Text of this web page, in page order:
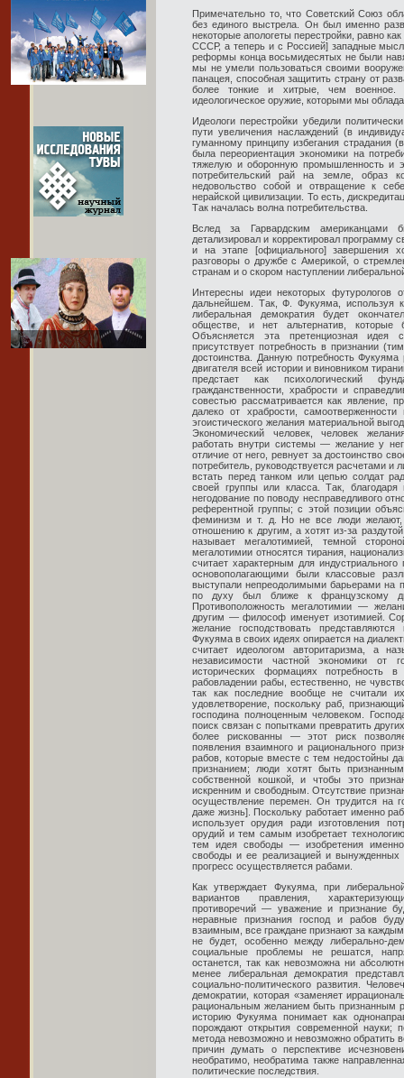
Примечательно то, что Советский Союз
без единого выстрела. Он был именно
некоторые апологеты перестройки, равно
СССР, а теперь и с Россией] западные
реформы конца восьмидесятых не были
мы не умели пользоваться своими
панацея, способная защитить страну от
более тонкие и хитрые, чем военное.
идеологическое оружие, которыми мы
Идеологи перестройки убедили
пути увеличения наслаждений (в
гуманному принципу избегания страдания
была переориентация экономики на
тяжелую и оборонную промышленность и
потребительский рай на земле, образ
недовольство собой и отвращение к
нерайской цивилизации. То есть,
Так началась волна потребительства.
Вслед за Гарвардским американцами
детализировал и корректировал программу
и на этапе [официального] завершения
разговоры о дружбе с Америкой, о
странам и о скором наступлении
Интересны идеи некоторых футурологов
дальнейшем. Так, Ф. Фукуяма, используя
либеральная демократия будет
обществе, и нет альтернатив,
Объясняется эта претенциозная идея
присутствует потребность в признании
достоинства. Данную потребность
двигателя всей истории и виновником
предстает как психологический
гражданственности, храбрости и
совестью рассматривается как явление,
далеко от храбрости,
эгоистического желания материальной
Экономический человек, человек
работать внутри системы — желание у
отличие от него, ревнует за достоинство
потребитель, руководствуется расчетами
встать перед танком или цепью солдат
своей группы или класса. Так,
негодование по поводу несправедливого
референтной группы; с этой позиции
феминизм и т. д. Но не все люди желают,
отношению к другим, а хотят из-за
называет мегалотимией, темной
мегалотимии относятся тирания,
считает характерным для
основополагающими были классовые
выступали непреодолимыми барьерами на
по духу был ближе к французскому
Противоположность мегалотимии —
другим — философ именует изотимией.
желание господствовать
Фукуяма в своих идеях опирается на
считает идеологом авторитаризма, а
независимости частной экономики от
исторических формациях потребность
рабовладении рабы, естественно, не
так как последние вообще не считали
удовлетворение, поскольку раб,
господина полноценным человеком.
поиск связан с попытками превратить
более рискованны — этот риск
появления взаимного и рационального
рабов, которые вместе с тем недостойны
признанием; люди хотят быть
собственной кошкой, и чтобы это
искренним и свободным. Отсутствие
осуществление перемен. Он трудится на
даже жизнь]. Поскольку работает именно
использует орудия ради изготовления
орудий и тем самым изобретает
тем идея свободы — изобретения
свободы и ее реализацией и вынужденных
прогресс осуществляется рабами.
Как утверждает Фукуяма, при
вариантов правления,
противоречий — уважение и признание
неравные признания господ и рабов
взаимным, все граждане признают за
не будет, особенно между либерально-
социальные проблемы не решатся,
останется, так как невозможна ни
менее либеральная демократия
социально-политического развития.
демократии, которая «заменяет
рациональным желанием быть признанным
историю Фукуяма понимает как
порождают открытия современной науки;
метода невозможно и невозможно обратить
причин думать о перспективе
необратимо, необратима также
политические последствия.